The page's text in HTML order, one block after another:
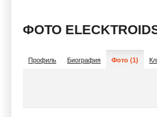
ФОТО
Профиль Биография Фото (1)